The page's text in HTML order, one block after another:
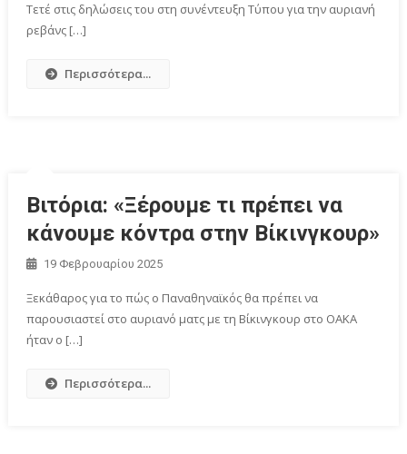
Τετέ στις δηλώσεις του στη συνέντευξη Τύπου για την αυριανή
ρεβάνς […]
Περισσότερα...
Βιτόρια: «Ξέρουμε τι πρέπει να
κάνουμε κόντρα στην Βίκινγκουρ»
19 Φεβρουαρίου 2025
Ξεκάθαρος για το πώς ο Παναθηναϊκός θα πρέπει να
παρουσιαστεί στο αυριανό ματς με τη Βίκινγκουρ στο ΟΑΚΑ
ήταν ο […]
Περισσότερα...